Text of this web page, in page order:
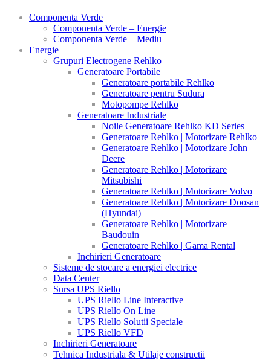
Componenta Verde
Componenta Verde – Energie
Componenta Verde – Mediu
Energie
Grupuri Electrogene Rehlko
Generatoare Portabile
Generatoare portabile Rehlko
Generatoare pentru Sudura
Motopompe Rehlko
Generatoare Industriale
Noile Generatoare Rehlko KD Series
Generatoare Rehlko | Motorizare Rehlko
Generatoare Rehlko | Motorizare John
Deere
Generatoare Rehlko | Motorizare
Mitsubishi
Generatoare Rehlko | Motorizare Volvo
Generatoare Rehlko | Motorizare Doosan
(Hyundai)
Generatoare Rehlko | Motorizare
Baudouin
Generatoare Rehlko | Gama Rental
Inchirieri Generatoare
Sisteme de stocare a energiei electrice
Data Center
Sursa UPS Riello
UPS Riello Line Interactive
UPS Riello On Line
UPS Riello Solutii Speciale
UPS Riello VFD
Inchirieri Generatoare
Tehnica Industriala & Utilaje constructii